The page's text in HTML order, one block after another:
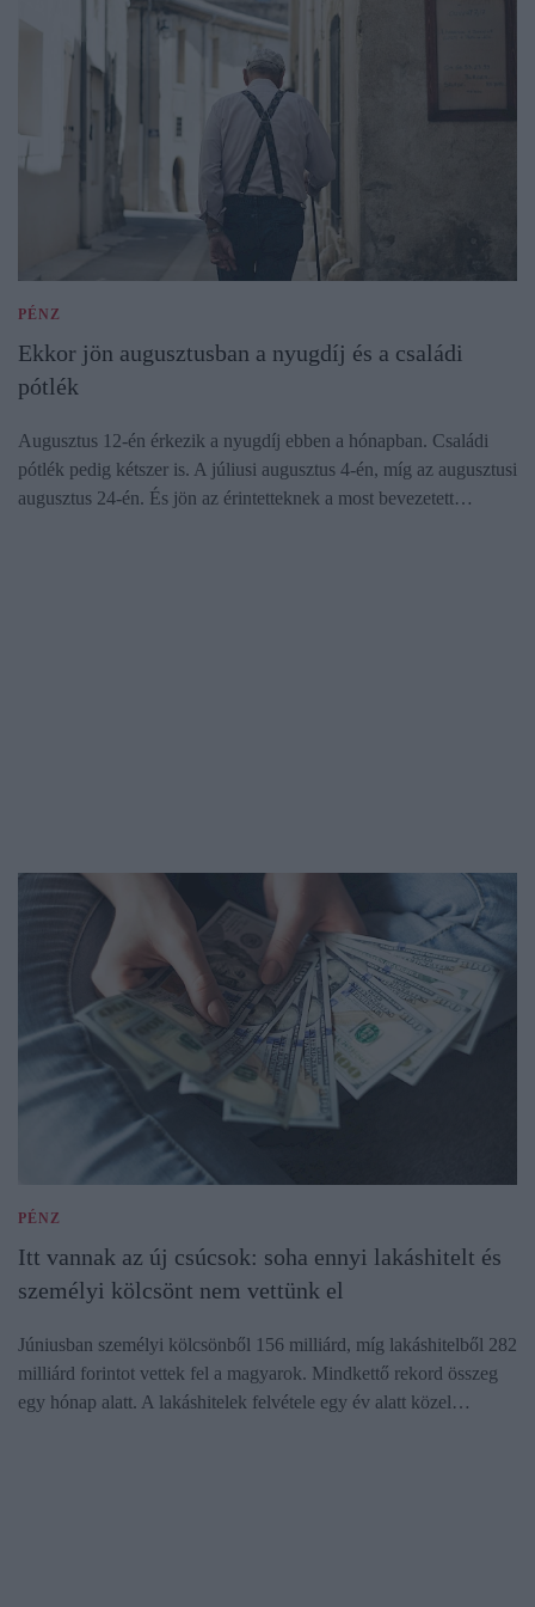
PÉNZ
Ekkor jön augusztusban a nyugdíj és a családi
pótlék
Augusztus 12-én érkezik a nyugdíj ebben a hónapban. Családi
pótlék pedig kétszer is. A júliusi augusztus 4-én, míg az augusztusi
augusztus 24-én. És jön az érintetteknek a most bevezetett…
PÉNZ
Itt vannak az új csúcsok: soha ennyi lakáshitelt és
személyi kölcsönt nem vettünk el
Júniusban személyi kölcsönből 156 milliárd, míg lakáshitelből 282
milliárd forintot vettek fel a magyarok. Mindkettő rekord összeg
egy hónap alatt. A lakáshitelek felvétele egy év alatt közel…